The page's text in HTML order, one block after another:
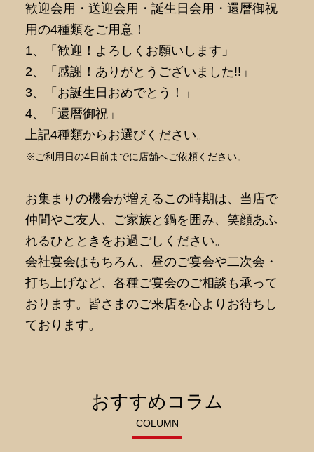
歓迎会用・送迎会用・誕生日会用・還暦御祝
用の4種類をご用意！
1、「歓迎！よろしくお願いします」
2、「感謝！ありがとうございました!!」
3、「お誕生日おめでとう！」
4、「還暦御祝」
上記4種類からお選びください。
※ご利用日の4日前までに店舗へご依頼ください。
お集まりの機会が増えるこの時期は、当店で
仲間やご友人、ご家族と鍋を囲み、笑顔あふ
れるひとときをお過ごしください。
会社宴会はもちろん、昼のご宴会や二次会・
打ち上げなど、各種ご宴会のご相談も承って
おります。皆さまのご来店を心よりお待ちし
ております。
おすすめコラム
COLUMN